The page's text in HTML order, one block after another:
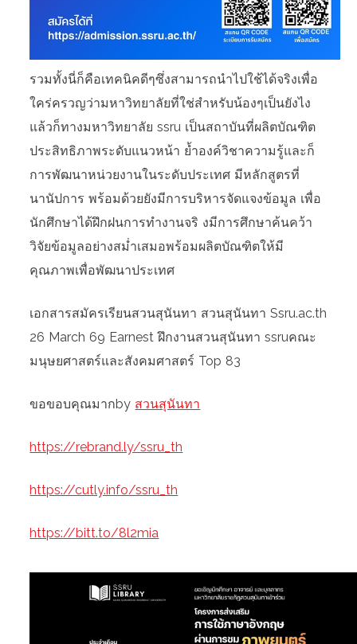
รวมทั้งนี่ก็คือเทคนิคดีๆซึ่งสามารถนำไปใช้ได้จริงเพื่อ
ใคร่ครวญว่ามหาวิทยาลัยที่ใช่สำหรับน้องๆเป็นยังไง
แล้วก็ทางมหาวิทยาลัย ssru เป็นสถาบันที่ผลิตบัณฑิต
ประสิทธิภาพระดับแนวหน้า ย้ำองค์วิชาความรู้และก็
การพัฒนาหน่วยงานในระดับประเทศ มีหลักสูตรที่
นานัปการ พร้อมด้วยยังมีการบริหารจัดแจงข้อมูล เพื่อ
นักศึกษาได้ฝึกฝนการทำงานจริ งมีการศึกษาค้นคว้า
วิจัยข้อมูลอย่างสม่ำเสมอพร้อมผลิตบัณฑิตให้มี
คุณภาพเพื่อพัฒนาประเทศ
เอกสารสมัครเรียนสวนสุนันทา สวนสุนันทา Ssru.ac.th
26 March 69 Earnest ฝึกงานสวนสุนันทา ssruคณะ
มนุษยศาสตร์และสังคมศาสตร์ Top 83
ขอขอบคุณมากby สวนสุนันทา
https://rebrand.ly/ssru_th
https://cutly.info/ssru_th
https://bitt.to/8l2mia